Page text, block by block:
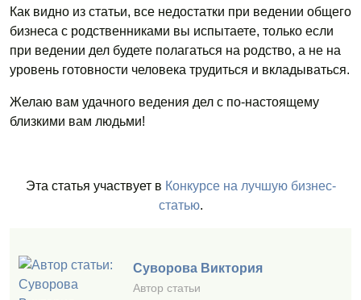
Как видно из статьи, все недостатки при ведении общего
бизнеса с родственниками вы испытаете, только если
при ведении дел будете полагаться на родство, а не на
уровень готовности человека трудиться и вкладываться.
Желаю вам удачного ведения дел с по-настоящему
близкими вам людьми!
Эта статья участвует в Конкурсе на лучшую бизнес-
статью.
Суворова Виктория
Автор статьи